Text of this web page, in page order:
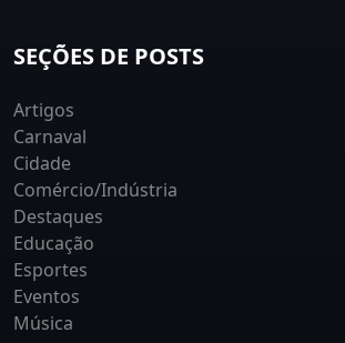
SEÇÕES DE POSTS
Artigos
Carnaval
Cidade
Comércio/Indústria
Destaques
Educação
Esportes
Eventos
Música